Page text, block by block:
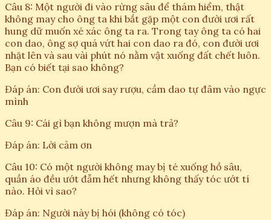
Câu 8: Một người đi vào rừng sâu để thám hiểm, thật
không may cho ông ta khi bắt gặp một con đười ươi rất
hung dữ muốn xé xác ông ta ra. Trong tay ông ta có hai
con dao, ông sợ quá vứt hai con dao ra đó, con đười ươi
nhặt lên và sau vài phút nó nằm vật xuống đất chết luôn.
Bạn có biết tại sao không?
Đáp án: Con đười ươi say rượu, cầm dao tự đâm vào ngực
mình
Câu 9: Cái gì bạn không mượn mà trả?
Đáp án: Lời cảm ơn
Câu 10: Có một người không may bị té xuống hồ sâu,
quần áo đều ướt đẫm hết nhưng không thấy tóc ướt tí
nào. Hỏi vì sao?
Đáp án: Người này bị hói (không có tóc)